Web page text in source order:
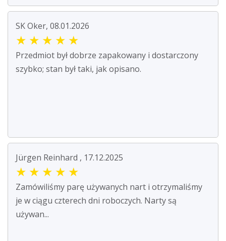
SK Oker, 08.01.2026
★ ★ ★ ★ ★
Przedmiot był dobrze zapakowany i dostarczony
szybko; stan był taki, jak opisano.
Jürgen Reinhard , 17.12.2025
★ ★ ★ ★ ★
Zamówiliśmy parę używanych nart i otrzymaliśmy
je w ciągu czterech dni roboczych. Narty są
używan...